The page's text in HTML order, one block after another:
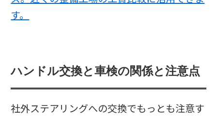
す。
ハンドル交換と車検の関係と注意点
社外ステアリングへの交換でもっとも注意す